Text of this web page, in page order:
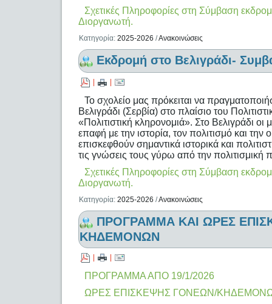
Σχετικές Πληροφορίες στη Σύμβαση
Διοργανωτή.
Κατηγορία:2025-2026 /Ανακοινώσεις
Εκδρομή στο Βελιγράδι-
Το σχολείο μας πρόκειται να
Βελιγράδι (Σερβία) στο πλαίσιο του
«Πολιτιστική κληρονομιά». Στο Βελιγράδι οι
επαφή με την ιστορία, τον πολιτισμό και
επισκεφθούν σημαντικά ιστορικά και
τις γνώσεις τους γύρω από την πολιτισμική
Σχετικές Πληροφορίες στη Σύμβαση
Διοργανωτή.
Κατηγορία:2025-2026 /Ανακοινώσεις
ΠΡΟΓΡΑΜΜΑ ΚΑΙ ΩΡΕΣ
ΚΗΔΕΜΟΝΩΝ
ΠΡΟΓΡΑΜΜΑ ΑΠΟ 19/1/2026
ΩΡΕΣ ΕΠΙΣΚΕΨΗΣ ΓΟΝΕΩΝ/